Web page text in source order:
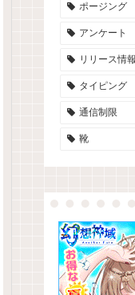
ポージング
アンケート
リリース情報
タイピング
通信制限
靴